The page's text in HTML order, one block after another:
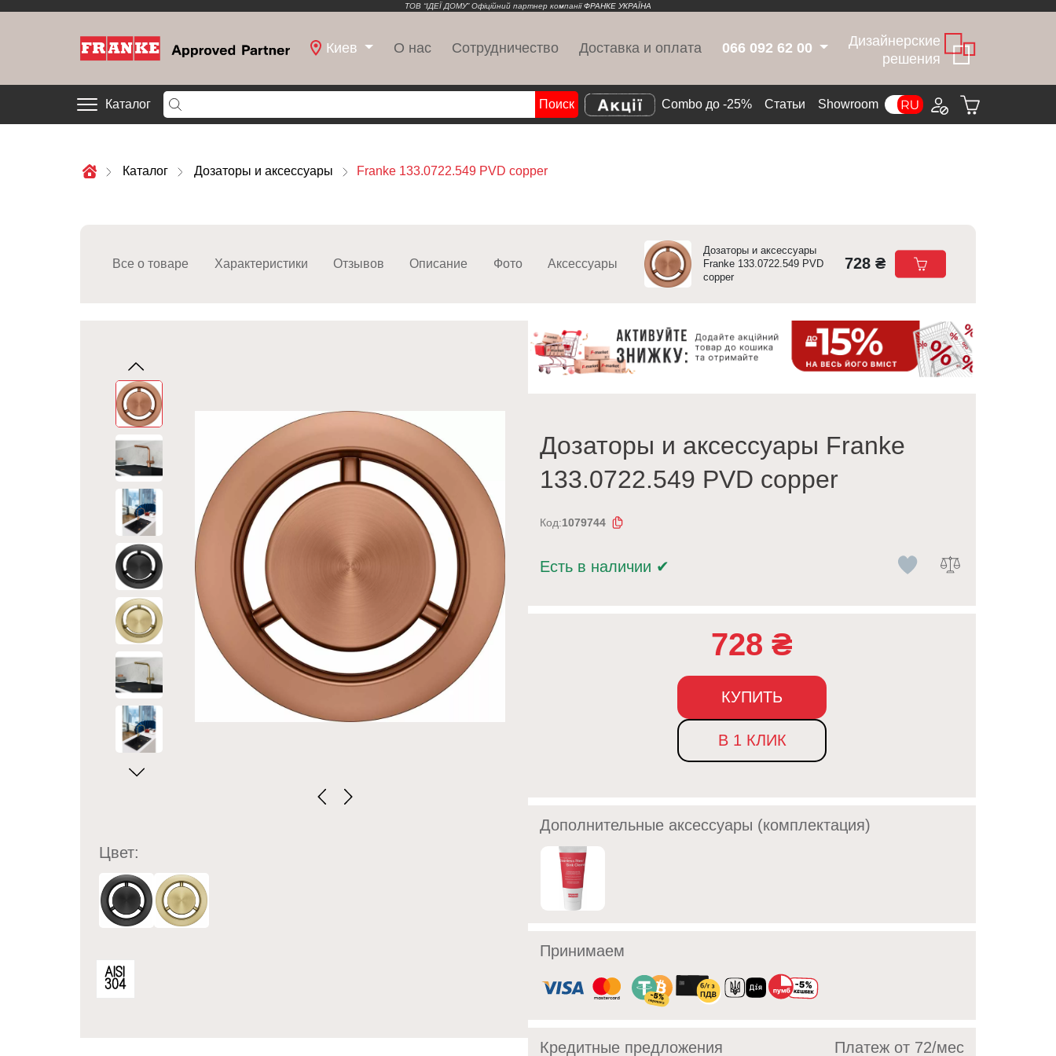
ТОВ “ІДЕЇ ДОМУ” Офіційний партнер компаніїФРАНКЕ УКРАЇНА
Киев О нас Сотрудничество Доставка и оплата 066 092 62 00
Дизайнерские
решения
Каталог Поиск Combo до -25% Статьи Showroom
Каталог Дозаторы и аксессуары Franke 133.0722.549 PVD copper
Все о товаре Характеристики Отзывов Описание Фото Аксессуары
Дозаторы и аксессуары
Franke 133.0722.549 PVD
copper
728 ₴
Цвет:
Дозаторы и аксессуары Franke
133.0722.549 PVD copper
Код:1079744
Есть в наличии ✔
728 ₴
КУПИТЬ
В 1 КЛИК
Дополнительные аксессуары (комплектация)
Принимаем
Кредитные предложения Платеж от 72/мec